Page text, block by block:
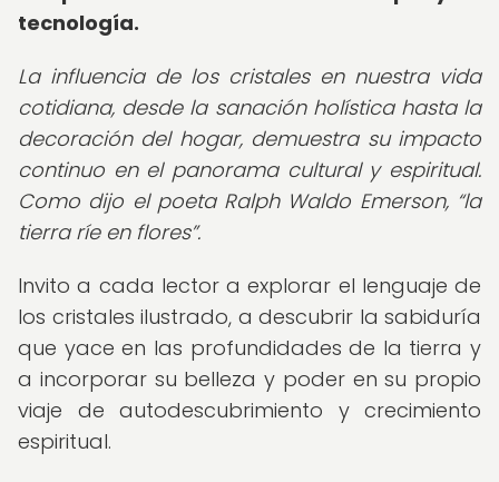
tecnología.
La influencia de los cristales en nuestra vida
cotidiana, desde la sanación holística hasta la
decoración del hogar, demuestra su impacto
continuo en el panorama cultural y espiritual.
Como dijo el poeta Ralph Waldo Emerson, la
tierra ríe en flores .
Invito a cada lector a explorar el lenguaje de
los cristales ilustrado, a descubrir la sabiduría
que yace en las profundidades de la tierra y
a incorporar su belleza y poder en su propio
viaje de autodescubrimiento y crecimiento
espiritual.